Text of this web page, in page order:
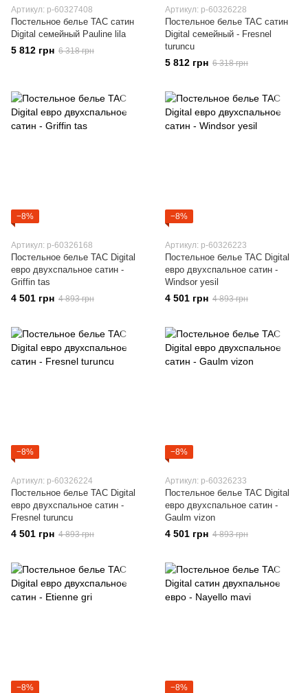
Артикул: p-60327408
Постельное белье TAC сатин
Digital семейный Pauline lila
5 812 грн 6 318 грн
Артикул: p-60326228
Постельное белье TAC сатин
Digital семейный - Fresnel
turuncu
5 812 грн 6 318 грн
−8%
Артикул: p-60326168
Постельное белье TAC Digital
евро двухспальное сатин -
Griffin tas
4 501 грн 4 893 грн
−8%
Артикул: p-60326223
Постельное белье TAC Digital
евро двухспальное сатин -
Windsor yesil
4 501 грн 4 893 грн
−8%
Артикул: p-60326224
Постельное белье TAC Digital
евро двухспальное сатин -
Fresnel turuncu
4 501 грн 4 893 грн
−8%
Артикул: p-60326233
Постельное белье TAC Digital
евро двухспальное сатин -
Gaulm vizon
4 501 грн 4 893 грн
−8% −8%